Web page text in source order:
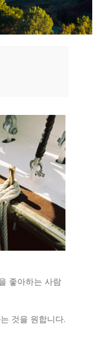
좋아하는 사람
것을 원합니다.